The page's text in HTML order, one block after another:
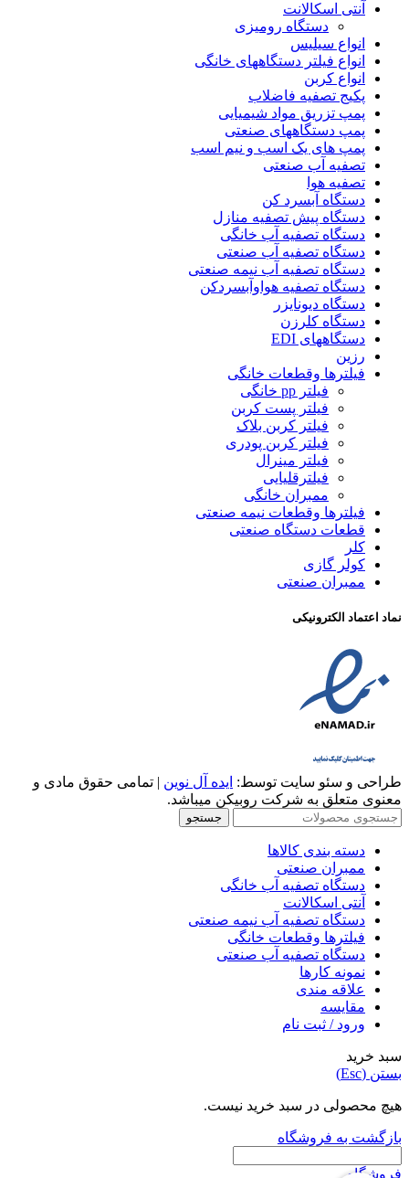
آنتی اسکالانت
دستگاه رومیزی
انواع سیلیس
انواع فیلتر دستگاههای خانگی
انواع کربن
پکیج تصفیه فاضلاب
پمپ تزریق مواد شیمیایی
پمپ دستگاههای صنعتی
پمپ های یک اسب و نیم اسب
تصفیه آب صنعتی
تصفیه هوا
دستگاه آبسرد کن
دستگاه پیش تصفیه منازل
دستگاه تصفیه آب خانگی
دستگاه تصفیه آب صنعتی
دستگاه تصفیه آب نیمه صنعتی
دستگاه تصفیه هواوآبسردکن
دستگاه دیونایزر
دستگاه کلرزن
دستگاههای EDI
رزین
فیلترها وقطعات خانگی
فیلتر pp خانگی
فیلتر پست کربن
فیلتر کربن بلاک
فیلتر کربن پودری
فیلتر مینرال
فیلترقلیایی
ممبران خانگی
فیلترها وقطعات نیمه صنعتی
قطعات دستگاه صنعتی
کلر
کولر گازی
ممبران صنعتی
نماد اعتماد الکترونیکی
طراحی و سئو سایت توسط: ایده آل نوین | تمامی حقوق مادی و
معنوی متعلق به شرکت روبیکن میباشد.
جستجو
دسته بندی کالاها
ممبران صنعتی
دستگاه تصفیه آب خانگی
آنتی اسکالانت
دستگاه تصفیه آب نیمه صنعتی
فیلترها وقطعات خانگی
دستگاه تصفیه آب صنعتی
نمونه کارها
علاقه مندی
مقایسه
ورود / ثبت نام
سبد خرید
بستن (Esc)
هیچ محصولی در سبد خرید نیست.
بازگشت به فروشگاه
فروشگاه